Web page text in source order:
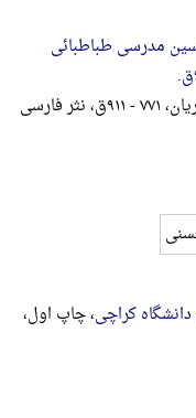
مدرسی طباطبائی
ایران > تاریخ > تیموریان، ۷۷۱ - ۹۱۱ق‌، نثر فارسی
کر‌اچی‌، چاپ اول،